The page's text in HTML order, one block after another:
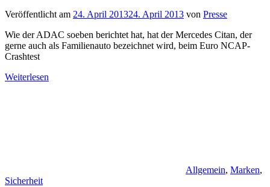
Veröffentlicht am 24. April 201324. April 2013 von Presse
Wie der ADAC soeben berichtet hat, hat der Mercedes Citan, der
gerne auch als Familienauto bezeichnet wird, beim Euro NCAP-
Crashtest
Weiterlesen
Allgemein, Marken,
Sicherheit